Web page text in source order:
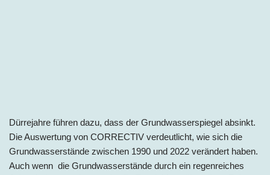
Dürrejahre führen dazu, dass der Grundwasserspiegel absinkt.
Die Auswertung von CORRECTIV verdeutlicht, wie sich die
Grundwasserstände zwischen 1990 und 2022 verändert haben.
Auch wenn die Grundwasserstände durch ein regenreiches